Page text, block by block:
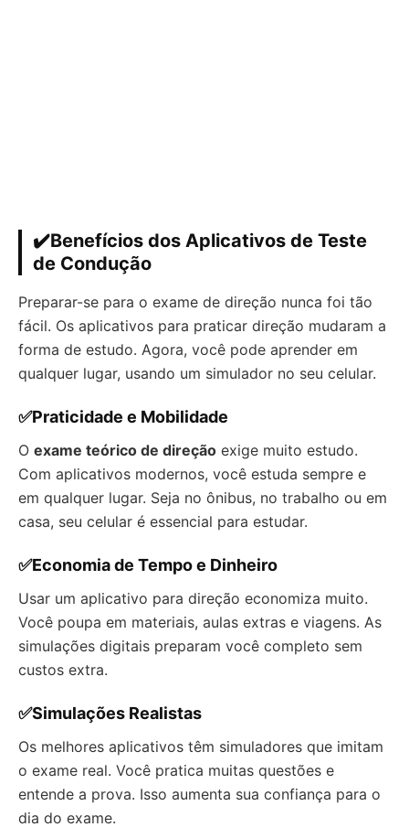
✔️Benefícios dos Aplicativos de Teste
de Condução
Preparar-se para o exame de direção nunca foi tão
fácil. Os aplicativos para praticar direção mudaram a
forma de estudo. Agora, você pode aprender em
qualquer lugar, usando um simulador no seu celular.
✅Praticidade e Mobilidade
O exame teórico de direção exige muito estudo.
Com aplicativos modernos, você estuda sempre e
em qualquer lugar. Seja no ônibus, no trabalho ou em
casa, seu celular é essencial para estudar.
✅Economia de Tempo e Dinheiro
Usar um aplicativo para direção economiza muito.
Você poupa em materiais, aulas extras e viagens. As
simulações digitais preparam você completo sem
custos extra.
✅Simulações Realistas
Os melhores aplicativos têm simuladores que imitam
o exame real. Você pratica muitas questões e
entende a prova. Isso aumenta sua confiança para o
dia do exame.